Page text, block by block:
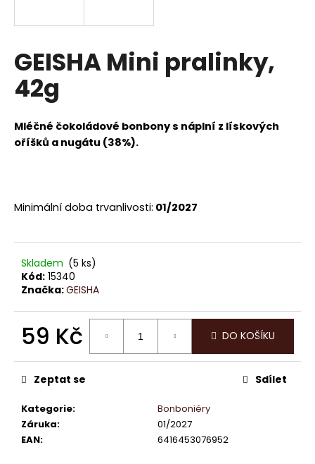
GEISHA Mini pralinky,
42g
Mléčné čokoládové bonbony s náplní z lískových
oříšků a nugátu (38%).
Minimální doba trvanlivosti: 01/2027
Skladem (5 ks)
Kód: 15340
Značka:GEISHA
59 Kč
cena:
DO KOŠÍKU
Kategorie:
Bonboniéry
Záruka:
01/2027
EAN: 6416453076952
Zeptat se Sdílet
í
t
?
o
p
o
č
e
m
LINDOR